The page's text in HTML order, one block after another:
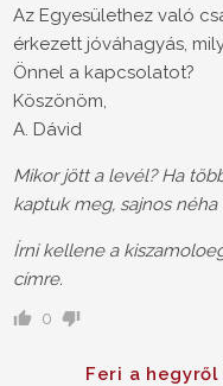
Az Egyesülethez való
érkezett jóváhagyás,
Önnel a kapcsolatot?
Köszönöm,
A. Dávid
Mikor jött a levél? Ha
kaptuk meg, sajnos néha
Írni kellene a
címre.
0
Feri a hegyről